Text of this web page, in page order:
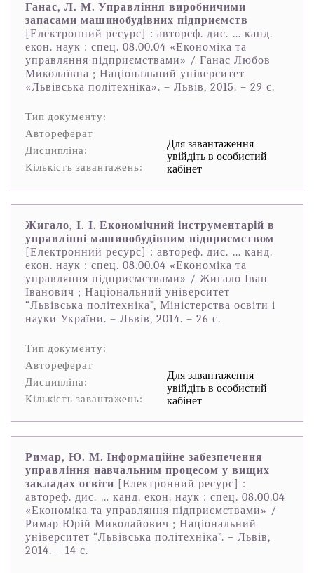
Ганас, Л. М. Управління виробничими
запасами машинобудівних підприємств
[Електронний ресурс] : автореф. дис. … канд.
екон. наук : спец. 08.00.04 «Економіка та
управляння підприємствами» / Ганас Любов
Миколаївна ; Національний університет
«Львівська політехніка». – Львів, 2015. – 29 с.
Тип документу:
Автореферат
Дисципліна:
Кількість завантажень:
Для завантаження
увійдіть в особистий
кабінет
Жигало, І. І. Економічний інструментарій в
управлінні машинобудівним підприємством
[Електронний ресурс] : автореф. дис. … канд.
екон. наук : спец. 08.00.04 «Економіка та
управляння підприємствами» / Жигало Іван
Іванович ; Національний університет
“Львівська політехніка”, Міністерства освіти і
науки України. – Львів, 2014. – 26 с.
Тип документу:
Автореферат
Дисципліна:
Кількість завантажень:
Для завантаження
увійдіть в особистий
кабінет
Римар, Ю. М. Інформаційне забезпечення
управління навчальним процесом у вищих
закладах освіти [Електронний ресурс] :
автореф. дис. … канд. екон. наук : спец. 08.00.04
«Економіка та управляння підприємствами» /
Римар Юрій Миколайович ; Національний
університет “Львівська політехніка”. – Львів,
2014. – 14 с.